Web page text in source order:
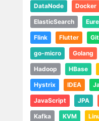
DataNode Docker
ElasticSearch
Flink Flutter
go-micro Golang
Hadoop HBase
Hystrix IDEA
JavaScript JPA
Kafka KVM